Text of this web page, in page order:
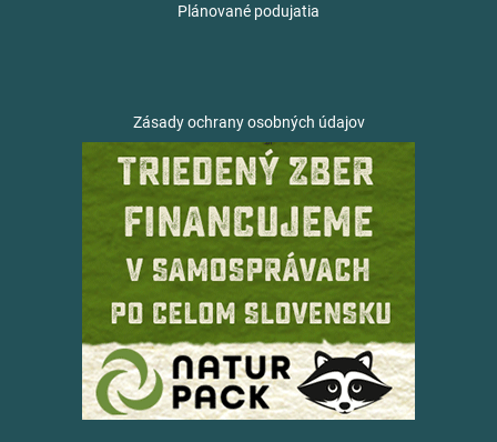
Plánované podujatia
Zásady ochrany osobných údajov